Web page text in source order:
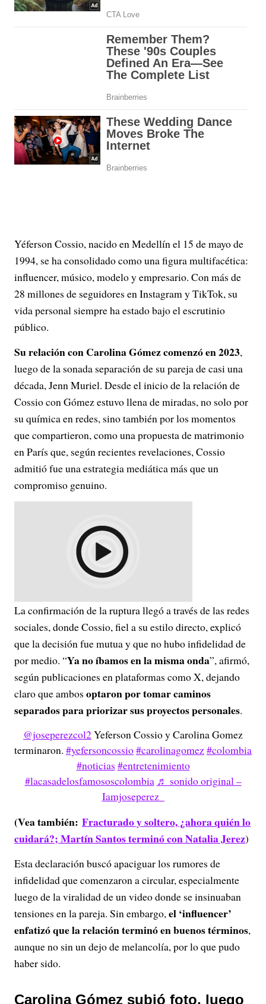
Yéferson Cossio, nacido en Medellín el 15 de mayo de
1994, se ha consolidado como una figura multifacética:
influencer, músico, modelo y empresario. Con más de
28 millones de seguidores en Instagram y TikTok, su
vida personal siempre ha estado bajo el escrutinio
público.
Su relación con Carolina Gómez comenzó en 2023,
luego de la sonada separación de su pareja de casi una
década, Jenn Muriel. Desde el inicio de la relación de
Cossio con Gómez estuvo llena de miradas, no solo por
su química en redes, sino también por los momentos
que compartieron, como una propuesta de matrimonio
en París que, según recientes revelaciones, Cossio
admitió fue una estrategia mediática más que un
compromiso genuino.
La confirmación de la ruptura llegó a través de las redes
sociales, donde Cossio, fiel a su estilo directo, explicó
que la decisión fue mutua y que no hubo infidelidad de
por medio. “Ya no íbamos en la misma onda”, afirmó,
según publicaciones en plataformas como X, dejando
claro que ambos optaron por tomar caminos
separados para priorizar sus proyectos personales.
@joseperezcol2Yeferson Cossio y Carolina Gomez
terminaron. #yefersoncossio#carolinagomez#colombia
#noticias #entretenimiento
#lacasadelosfamososcolombia ♬ sonido original –
Iamjoseperez_
(Vea también: Fracturado y soltero, ¿ahora quién lo
cuidará?; Martín Santos terminó con Natalia Jerez)
Esta declaración buscó apaciguar los rumores de
infidelidad que comenzaron a circular, especialmente
luego de la viralidad de un video donde se insinuaban
tensiones en la pareja. Sin embargo,el ‘influencer’
enfatizó que la relación terminó en buenos términos,
aunque no sin un dejo de melancolía, por lo que pudo
haber sido.
Carolina Gómez subió foto, luego